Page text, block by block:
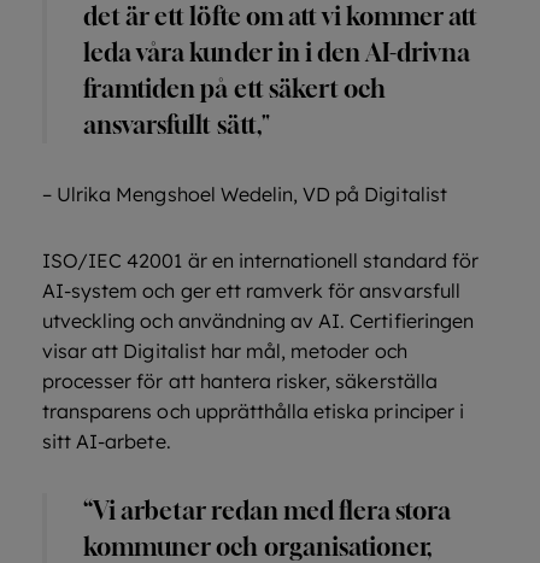
det är ett löfte om att vi kommer att
leda våra kunder in i den AI-drivna
framtiden på ett säkert och
ansvarsfullt sätt,"
– Ulrika Mengshoel Wedelin, VD på Digitalist
ISO/IEC 42001 är en internationell standard för
AI-system och ger ett ramverk för ansvarsfull
utveckling och användning av AI. Certifieringen
visar att Digitalist har mål, metoder och
processer för att hantera risker, säkerställa
transparens och upprätthålla etiska principer i
sitt AI-arbete.
“Vi arbetar redan med flera stora
kommuner och organisationer,